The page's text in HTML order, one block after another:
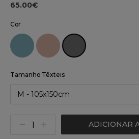
65.00€
Cor
Tamanho Têxteis
M - 105x150cm
ADICIONAR